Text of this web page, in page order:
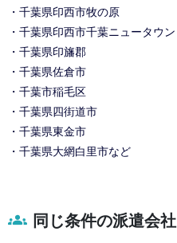
・千葉県印西市牧の原
・千葉県印西市千葉ニュータウン
・千葉県印旛郡
・千葉県佐倉市
・千葉市稲毛区
・千葉県四街道市
・千葉県東金市
・千葉県大網白里市など
同じ条件の派遣会社